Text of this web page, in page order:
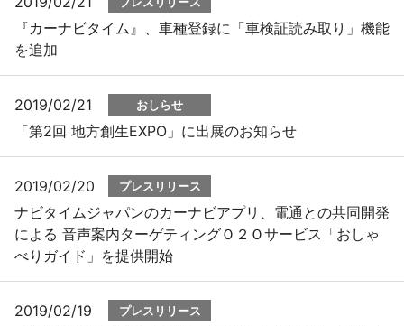
『カーナビタイム』、車種登録に「車検証読み取り」機能
を追加
2019/02/21 おしらせ
「第2回 地方創生EXPO」に出展のお知らせ
2019/02/20 プレスリリース
ナビタイムジャパンのカーナビアプリ、電通との共同開発
による 音声案内ターゲティングＯ２Ｏサービス「おしゃ
べりガイド」を提供開始
2019/02/19 プレスリリース